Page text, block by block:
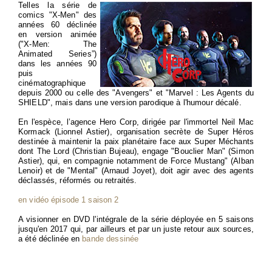
Telles la série de
comics "X-Men" des
années 60 déclinée
en version animée
("X-Men: The
Animated Series”)
dans les années 90
puis
cinématographique
depuis 2000 ou celle des "Avengers" et "Marvel : Les Agents du
SHIELD", mais dans une version parodique à l'humour décalé.
En l'espèce, l’agence Hero Corp, dirigée par l'immortel Neil Mac
Kormack (Lionnel Astier), organisation secrète de Super Héros
destinée à maintenir la paix planétaire face aux Super Méchants
dont The Lord (Christian Bujeau), engage "Bouclier Man" (Simon
Astier), qui, en compagnie notamment de Force Mustang" (Alban
Lenoir) et de "Mental" (Arnaud Joyet), doit agir avec des agents
déclassés, réformés ou retraités.
en vidéo épisode 1 saison 2
A visionner en DVD l'intégrale de la série déployée en 5 saisons
jusqu'en 2017 qui, par ailleurs et par un juste retour aux sources,
a été déclinée en bande dessinée